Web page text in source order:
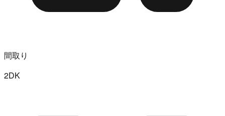
間取り
2DK